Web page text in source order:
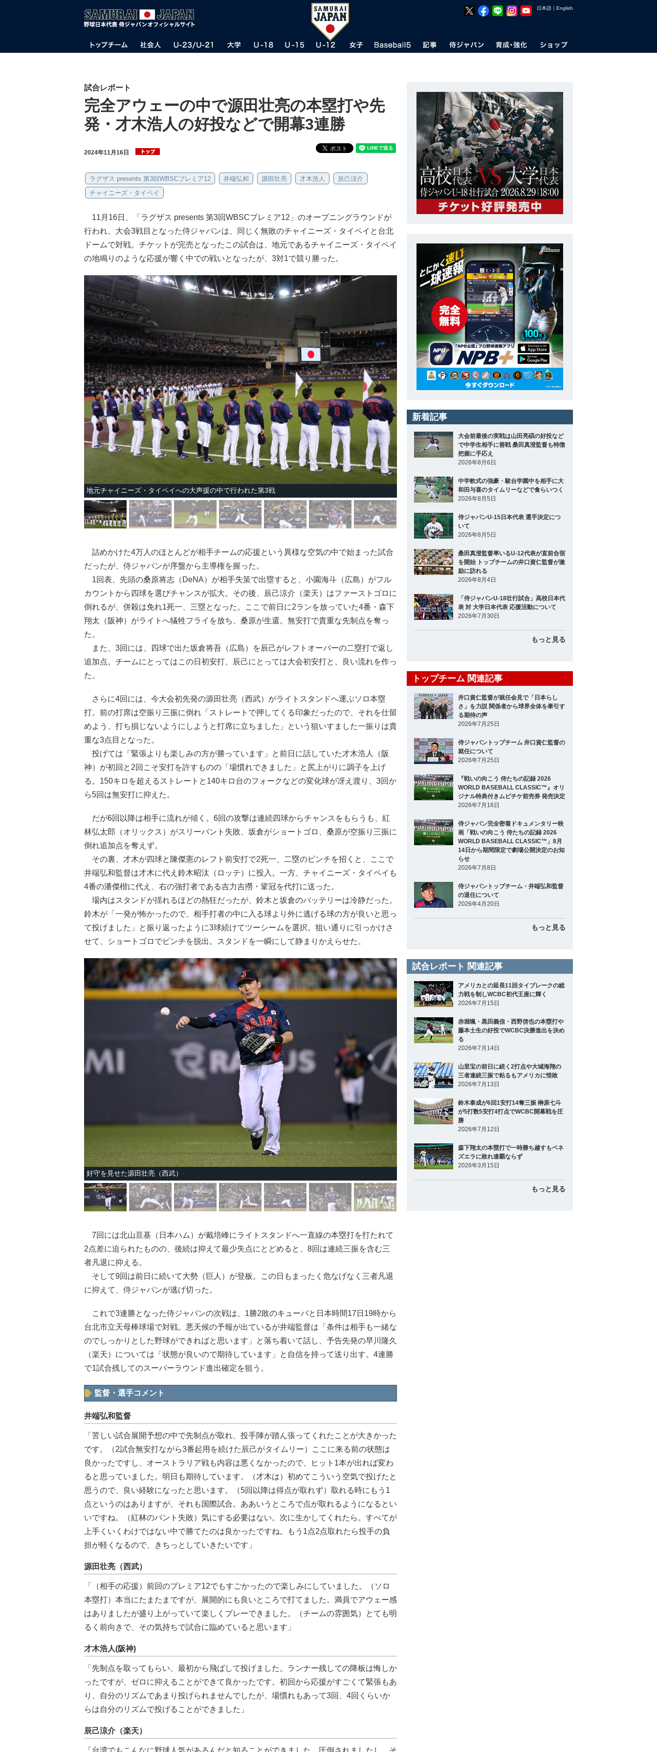
日本語 ｜ English
試合レポート
完全アウェーの中で源田壮亮の本塁打や先
発・才木浩人の好投などで開幕3連勝
2024年11月16日
ラグザス presents 第3回WBSCプレミア12 井端弘和 源田壮亮 才木浩人
辰己涼介
チャイニーズ・タイペイ
11月16日、「ラグザス presents 第3回WBSCプレミア12」のオープニングラウンドが
行われ、大会3戦目となった侍ジャパンは、同じく無敗のチャイニーズ・タイペイと台北
ドームで対戦。チケットが完売となったこの試合は、地元であるチャイニーズ・タイペイ
の地鳴りのような応援が響く中での戦いとなったが、3対1で競り勝った。
地元チャイニーズ・タイペイへの大声援の中で行われた第3戦
詰めかけた4万人のほとんどが相手チームの応援という異様な空気の中で始まった試合
だったが、侍ジャパンが序盤から主導権を握った。
1回表、先頭の桑原将志（DeNA）が相手失策で出塁すると、小園海斗（広島）がフル
カウントから四球を選びチャンスが拡大。その後、辰己涼介（楽天）はファーストゴロに
倒れるが、併殺は免れ1死一、三塁となった。ここで前日に2ランを放っていた4番・森下
翔太（阪神）がライトへ犠牲フライを放ち、桑原が生還。無安打で貴重な先制点を奪っ
た。
また、3回には、四球で出た坂倉将吾（広島）を辰己がレフトオーバーの二塁打で返し
追加点。チームにとってはこの日初安打、辰己にとっては大会初安打と、良い流れを作っ
た。
さらに4回には、今大会初先発の源田壮亮（西武）がライトスタンドへ運ぶソロ本塁
打。前の打席は空振り三振に倒れ「ストレートで押してくる印象だったので、それを仕留
めよう、打ち損じないようにしようと打席に立ちました」という狙いすました一振りは貴
重な3点目となった。
投げては「緊張よりも楽しみの方が勝っています」と前日に話していた才木浩人（阪
神）が初回と2回こそ安打を許すものの「場慣れできました」と尻上がりに調子を上げ
る。150キロを超えるストレートと140キロ台のフォークなどの変化球が冴え渡り、3回か
ら5回は無安打に抑えた。
だが6回以降は相手に流れが傾く。6回の攻撃は連続四球からチャンスをもらうも、紅
林弘太郎（オリックス）がスリーバント失敗、坂倉がショートゴロ、桑原が空振り三振に
倒れ追加点を奪えず。
その裏、才木が四球と陳傑憲のレフト前安打で2死一、二塁のピンチを招くと、ここで
井端弘和監督は才木に代え鈴木昭汰（ロッテ）に投入。一方、チャイニーズ・タイペイも
4番の潘傑楷に代え、右の強打者である吉力吉撈・鞏冠を代打に送った。
場内はスタンドが揺れるほどの熱狂だったが、鈴木と坂倉のバッテリーは冷静だった。
鈴木が「一発が怖かったので、相手打者の中に入る球より外に逃げる球の方が良いと思っ
て投げました」と振り返ったように3球続けてツーシームを選択。狙い通りに引っかけさ
せて、ショートゴロでピンチを脱出。スタンドを一瞬にして静まりかえらせた。
好守を見せた源田壮亮（西武）
7回には北山亘基（日本ハム）が戴培峰にライトスタンドへ一直線の本塁打を打たれて
2点差に迫られたものの、後続は抑えて最少失点にとどめると、8回は連続三振を含む三
者凡退に抑える。
そして9回は前日に続いて大勢（巨人）が登板。この日もまったく危なげなく三者凡退
に抑えて、侍ジャパンが逃げ切った。
これで3連勝となった侍ジャパンの次戦は、1勝2敗のキューバと日本時間17日19時から
台北市立天母棒球場で対戦。悪天候の予報が出ているが井端監督は「条件は相手も一緒な
のでしっかりとした野球ができればと思います」と落ち着いて話し、予告先発の早川隆久
（楽天）については「状態が良いので期待しています」と自信を持って送り出す。4連勝
で1試合残してのスーパーラウンド進出確定を狙う。
監督・選手コメント
井端弘和監督
「苦しい試合展開予想の中で先制点が取れ、投手陣が踏ん張ってくれたことが大きかった
です。（2試合無安打ながら3番起用を続けた辰己がタイムリー）ここに来る前の状態は
良かったですし、オーストラリア戦も内容は悪くなかったので、ヒット1本が出れば変わ
ると思っていました。明日も期待しています。（才木は）初めてこういう空気で投げたと
思うので、良い経験になったと思います。（5回以降は得点が取れず）取れる時にもう1
点というのはありますが、それも国際試合。ああいうところで点が取れるようになるとい
いですね。（紅林のバント失敗）気にする必要はない。次に生かしてくれたら。すべてが
上手くいくわけではない中で勝てたのは良かったですね。もう1点2点取れたら投手の負
担が軽くなるので、きちっとしていきたいです」
源田壮亮（西武）
「（相手の応援）前回のプレミア12でもすごかったので楽しみにしていました。（ソロ
本塁打）本当にたまたまですが、展開的にも良いところで打てました。満員でアウェー感
はありましたが盛り上がっていて楽しくプレーできました。（チームの雰囲気）とても明
るく前向きで、その気持ちで試合に臨めていると思います」
才木浩人(阪神)
「先制点を取ってもらい、最初から飛ばして投げました。ランナー残しての降板は悔しか
ったですが、ゼロに抑えることができて良かったです。初回から応援がすごくて緊張もあ
り、自分のリズムであまり投げられませんでしたが、場慣れもあって3回、4回くらいか
らは自分のリズムで投げることができました」
辰己涼介（楽天）
「台湾でもこんなに野球人気があるんだと知ることができました。圧倒されましたし、そ
新着記事
大会前最後の実戦は山田亮碩の好投など
で中学生相手に善戦 桑田真澄監督も特徴
把握に手応え
2026年8月6日
中学軟式の強豪・駿台学園中を相手に大
和田与喜のタイムリーなどで食らいつく
2026年8月5日
侍ジャパンU-15日本代表 選手決定につ
いて
2026年8月5日
桑田真澄監督率いるU-12代表が直前合宿
を開始 トップチームの井口資仁監督が激
励に訪れる
2026年8月4日
「侍ジャパンU-18壮行試合」高校日本代
表 対 大学日本代表 応援活動について
2026年7月30日
もっと見る
トップチーム 関連記事
井口資仁監督が就任会見で「日本らし
さ」を力説 関係者から球界全体を牽引す
る期待の声
2026年7月25日
侍ジャパントップチーム 井口資仁監督の
就任について
2026年7月25日
『戦いの向こう 侍たちの記録 2026
WORLD BASEBALL CLASSIC™』オリ
ジナル特典付きムビチケ前売券 発売決定
2026年7月16日
侍ジャパン完全密着ドキュメンタリー映
画「戦いの向こう 侍たちの記録 2026
WORLD BASEBALL CLASSIC™」8月
14日から期間限定で劇場公開決定のお知
らせ
2026年7月8日
侍ジャパントップチーム・井端弘和監督
の退任について
2026年4月20日
もっと見る
試合レポート 関連記事
アメリカとの延長11回タイブレークの総
力戦を制しWCBC初代王座に輝く
2026年7月15日
赤堀颯・黒田義信・西野啓也の本塁打や
藤本士生の好投でWCBC決勝進出を決め
る
2026年7月14日
山里宝の前日に続く2打点や大城海翔の
三者連続三振で粘るもアメリカに惜敗
2026年7月13日
鈴木泰成が6回1安打14奪三振 榊原七斗
が5打数5安打4打点でWCBC開幕戦を圧
勝
2026年7月12日
森下翔太の本塁打で一時勝ち越すもベネ
ズエラに敗れ連覇ならず
2026年3月15日
もっと見る